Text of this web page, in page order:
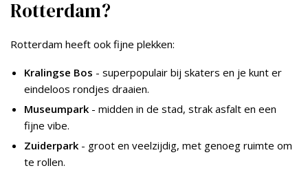
Rotterdam?
Rotterdam heeft ook fijne plekken:
Kralingse Bos - superpopulair bij skaters en je kunt er
eindeloos rondjes draaien.
Museumpark - midden in de stad, strak asfalt en een
fijne vibe.
Zuiderpark - groot en veelzijdig, met genoeg ruimte om
te rollen.